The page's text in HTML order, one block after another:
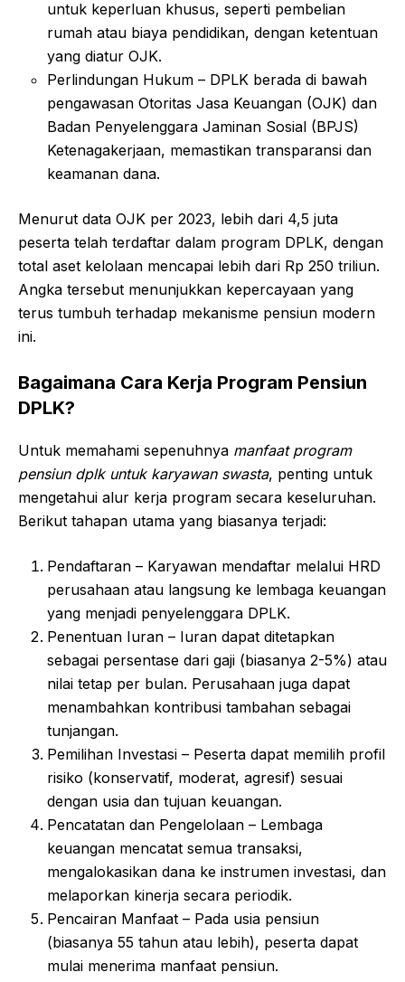
untuk keperluan khusus, seperti pembelian
rumah atau biaya pendidikan, dengan ketentuan
yang diatur OJK.
Perlindungan Hukum – DPLK berada di bawah
pengawasan Otoritas Jasa Keuangan (OJK) dan
Badan Penyelenggara Jaminan Sosial (BPJS)
Ketenagakerjaan, memastikan transparansi dan
keamanan dana.
Menurut data OJK per 2023, lebih dari 4,5 juta
peserta telah terdaftar dalam program DPLK, dengan
total aset kelolaan mencapai lebih dari Rp 250 triliun.
Angka tersebut menunjukkan kepercayaan yang
terus tumbuh terhadap mekanisme pensiun modern
ini.
Bagaimana Cara Kerja Program Pensiun
DPLK?
Untuk memahami sepenuhnya manfaat program
pensiun dplk untuk karyawan swasta, penting untuk
mengetahui alur kerja program secara keseluruhan.
Berikut tahapan utama yang biasanya terjadi:
Pendaftaran – Karyawan mendaftar melalui HRD
perusahaan atau langsung ke lembaga keuangan
yang menjadi penyelenggara DPLK.
Penentuan Iuran – Iuran dapat ditetapkan
sebagai persentase dari gaji (biasanya 2-5%) atau
nilai tetap per bulan. Perusahaan juga dapat
menambahkan kontribusi tambahan sebagai
tunjangan.
Pemilihan Investasi – Peserta dapat memilih profil
risiko (konservatif, moderat, agresif) sesuai
dengan usia dan tujuan keuangan.
Pencatatan dan Pengelolaan – Lembaga
keuangan mencatat semua transaksi,
mengalokasikan dana ke instrumen investasi, dan
melaporkan kinerja secara periodik.
Pencairan Manfaat – Pada usia pensiun
(biasanya 55 tahun atau lebih), peserta dapat
mulai menerima manfaat pensiun.